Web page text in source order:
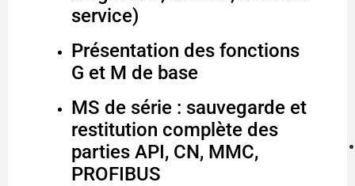
service)
Présentation des fonctions
G et M de base
MS de série : sauvegarde et
restitution complète des
parties API, CN, MMC,
PROFIBUS